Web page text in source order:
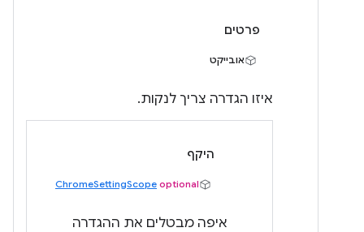
פרטים
אובייקט
איזו הגדרה צריך לנקות.
היקף
ChromeSettingScope optional
איפה מבטלים את ההגדרה